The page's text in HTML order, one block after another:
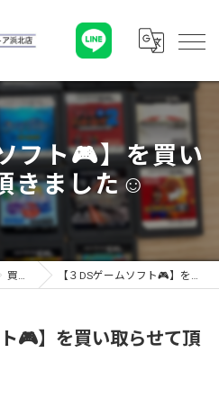
フト🎮】を買い
きました☺︎
買取実績 【３DSゲームソフト🎮】を買い取らせて頂きました☺︎
ト🎮】を買い取らせて頂